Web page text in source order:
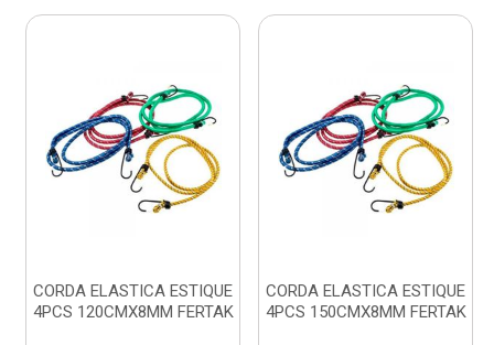
CORDA ELASTICA ESTIQUE
4PCS 120CMX8MM FERTAK
CORDA ELASTICA ESTIQUE
4PCS 150CMX8MM FERTAK